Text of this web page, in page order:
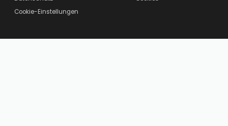
Cookie-Einstellungen